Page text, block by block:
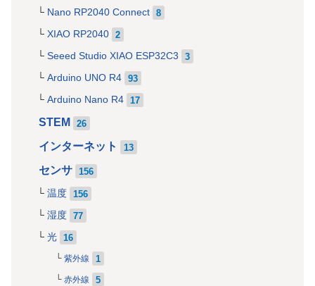
Nano RP2040 Connect 8
XIAO RP2040 2
Seeed Studio XIAO ESP32C3 3
Arduino UNO R4 93
Arduino Nano R4 17
STEM 26
インターネット 13
センサ 156
温度 156
湿度 77
光 16
紫外線 1
赤外線 5